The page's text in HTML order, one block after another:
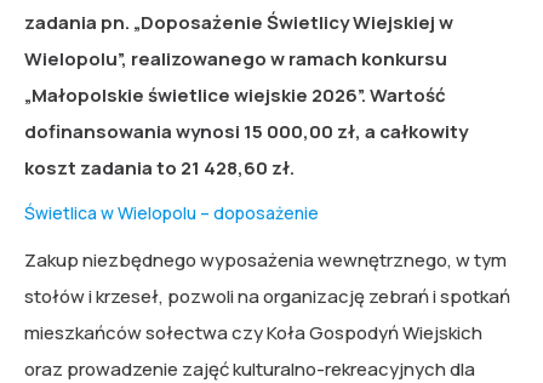
zadania pn. „Doposażenie Świetlicy Wiejskiej w
Wielopolu”, realizowanego w ramach konkursu
„Małopolskie świetlice wiejskie 2026”. Wartość
dofinansowania wynosi 15 000,00 zł, a całkowity
koszt zadania to 21 428,60 zł.
Świetlica w Wielopolu – doposażenie
Zakup niezbędnego wyposażenia wewnętrznego, w tym
stołów i krzeseł, pozwoli na organizację zebrań i spotkań
mieszkańców sołectwa czy Koła Gospodyń Wiejskich
oraz prowadzenie zajęć kulturalno-rekreacyjnych dla